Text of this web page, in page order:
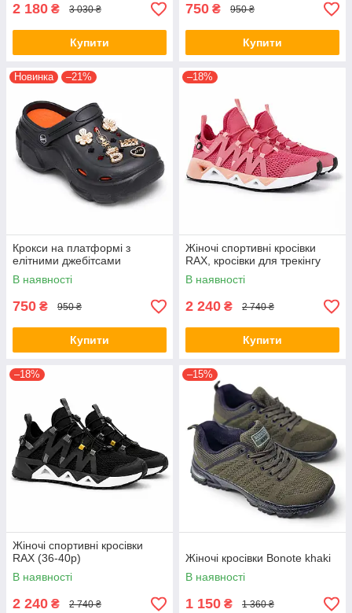
2 180 ₴ 3 030 ₴
Купити
750 ₴ 950 ₴
Купити
Новинка –21%
Крокси на платформі з
елітними джебітсами
В наявності
750 ₴ 950 ₴
Купити
–18%
Жіночі спортивні кросівки
RAX, кросівки для трекінгу
В наявності
2 240 ₴ 2 740 ₴
Купити
–18%
Жіночі спортивні кросівки
RAX (36-40р)
В наявності
2 240 ₴ 2 740 ₴
–15%
Жіночі кросівки Bonote khaki
В наявності
1 150 ₴ 1 360 ₴